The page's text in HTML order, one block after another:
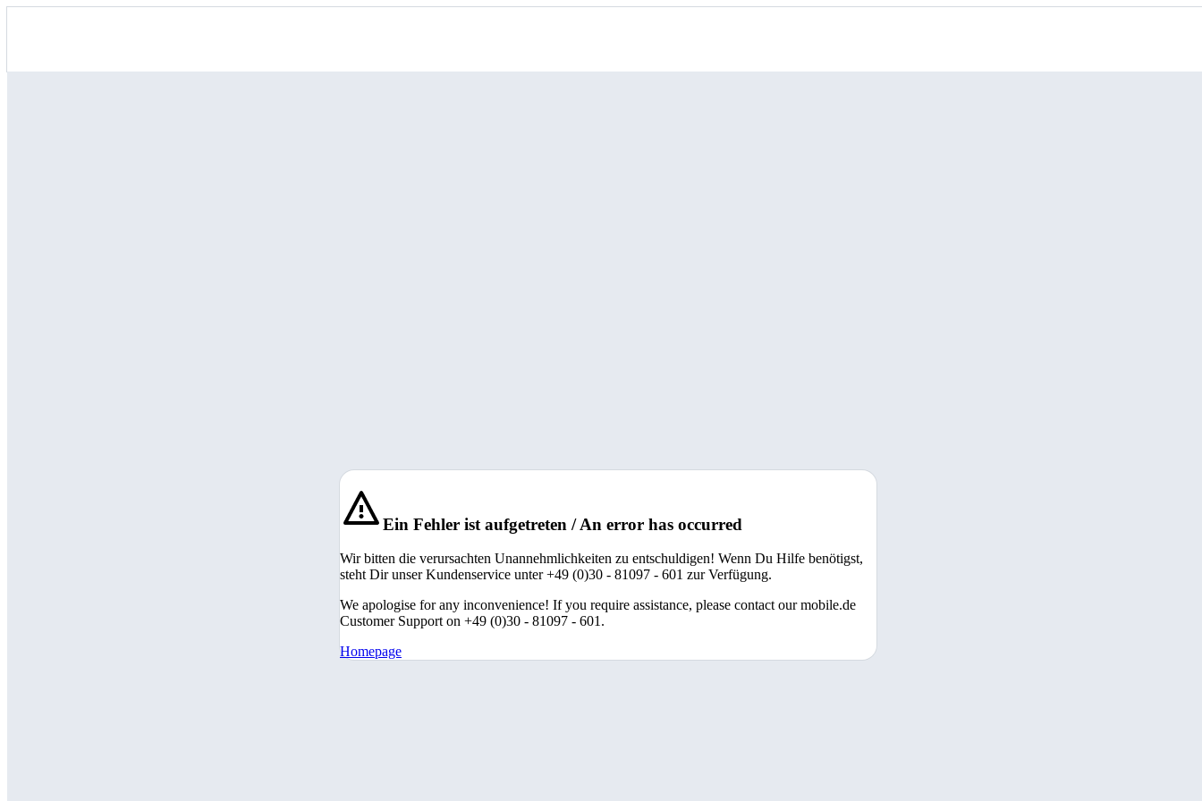
Ein Fehler ist aufgetreten / An error has occurred
Wir bitten die verursachten Unannehmlichkeiten zu entschuldigen! Wenn Du Hilfe benötigst,
steht Dir unser Kundenservice unter +49 (0)30 - 81097 - 601 zur Verfügung.
We apologise for any inconvenience! If you require assistance, please contact our mobile.de
Customer Support on +49 (0)30 - 81097 - 601.
Homepage